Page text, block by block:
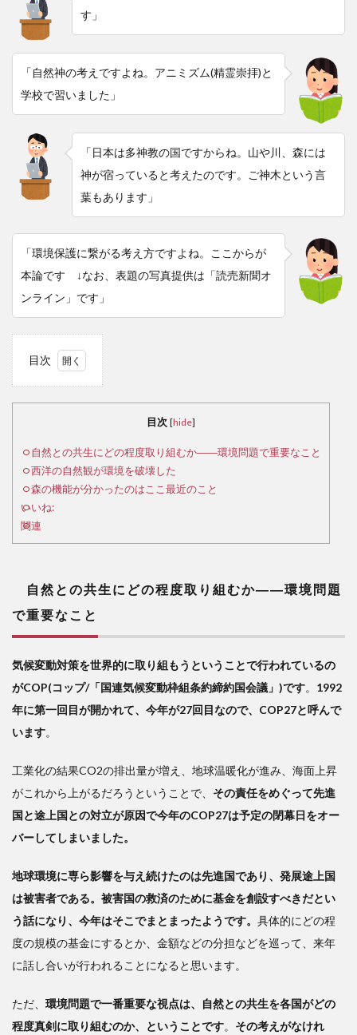
す」
「自然神の考えですよね。アニミズム(精霊崇拝)と
学校で習いました」
「日本は多神教の国ですからね。山や川、森には
神が宿っていると考えたのです。ご神木という言
葉もあります」
「環境保護に繋がる考え方ですよね。ここからが
本論です ↓なお、表題の写真提供は「読売新聞オ
ンライン」です」
目次
生に
どの
程度
組む
か
問題
で重
要な
こと
2
自然
観が
を破
た
3
森
能が
分か
のは
ここ
最近
目次 [hide]
自然との共生にどの程度取り組むか――環境問題で重要なこと
西洋の自然観が環境を破壊した
森の機能が分かったのはここ最近のこと
いいね:
関連
自然との共生にどの程度取り組むか――環境問題
で重要なこと
気候変動対策を世界的に取り組もうということで行われているの
がCOP(コップ/「国連気候変動枠組条約締約国会議」)です。 1992
年に第一回目が開かれて、今年が27回目なので、COP27と呼んで
います。
工業化の結果CO2の排出量が増え、地球温暖化が進み、海面上昇
がこれから上がるだろうということで、 その責任をめぐって先進
国と途上国との対立が原因で今年のCOP27は予定の閉幕日をオー
バーしてしまいました。
地球環境に専ら影響を与え続けたのは先進国であり、発展途上国
は被害者である。被害国の救済のために基金を創設すべきだとい
う話になり、今年はそこでまとまったようです。 具体的にどの程
度の規模の基金にするとか、金額などの分担などを巡って、 来年
に話し合いが行われることになると思います。
ただ、 環境問題で一番重要な視点は、自然との共生を各国がどの
程度真剣に取り組むのか、ということです。 その考えがなけれ